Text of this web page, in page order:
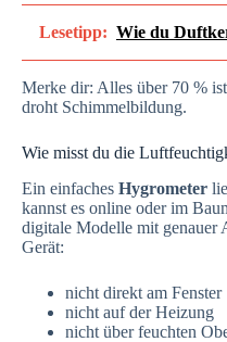
Lesetipp: Wie du
Merke dir: Alles über 70 %
droht Schimmelbildung.
Wie misst du die
Ein einfaches Hygrometer
kannst es online oder im
digitale Modelle mit genauer
Gerät:
nicht direkt am Fenster
nicht auf der Heizung
nicht über feuchten